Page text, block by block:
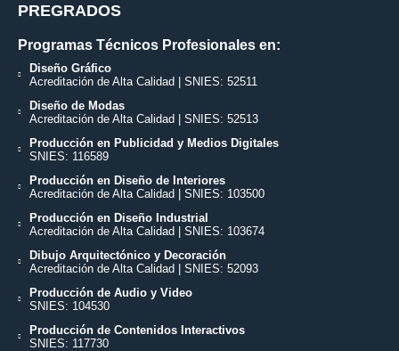
PREGRADOS
Programas Técnicos Profesionales en:
Diseño Gráfico
Acreditación de Alta Calidad | SNIES: 52511
Diseño de Modas
Acreditación de Alta Calidad | SNIES: 52513
Producción en Publicidad y Medios Digitales
SNIES: 116589
Producción en Diseño de Interiores
Acreditación de Alta Calidad | SNIES: 103500
Producción en Diseño Industrial
Acreditación de Alta Calidad | SNIES: 103674
Dibujo Arquitectónico y Decoración
Acreditación de Alta Calidad | SNIES: 52093
Producción de Audio y Video
SNIES: 104530
Producción de Contenidos Interactivos
SNIES: 117730